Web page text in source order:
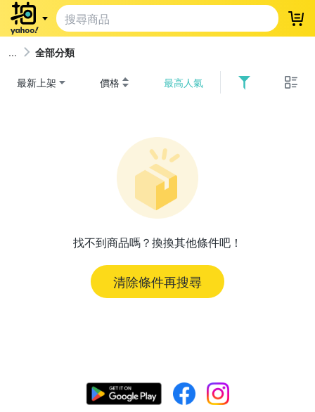
登
全部分類
最新上架 價格 最高人氣
找不到商品嗎？換換其他條件吧！
清除條件再搜尋